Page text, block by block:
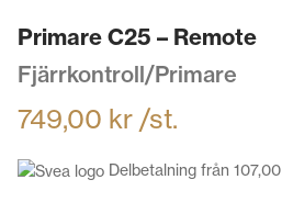
Primare C25 – Remote
Fjärrkontroll/Primare
749,00 kr /st.
Delbetalning från 107,00